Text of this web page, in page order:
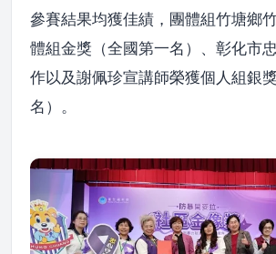
參賽結果均獲佳績，團體組竹塘鄉
體組金獎（全國第一名）、彰化市
作以及謝佩珍宣講師榮獲個人組銀
名）。